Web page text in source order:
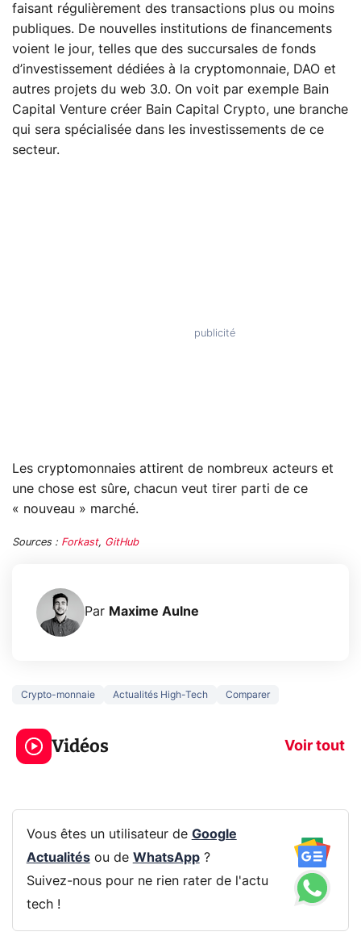
faisant régulièrement des transactions plus ou moins
publiques. De nouvelles institutions de financements
voient le jour, telles que des succursales de fonds
d’investissement dédiées à la cryptomonnaie, DAO et
autres projets du web 3.0. On voit par exemple Bain
Capital Venture créer Bain Capital Crypto, une branche
qui sera spécialisée dans les investissements de ce
secteur.
Les cryptomonnaies attirent de nombreux acteurs et
une chose est sûre, chacun veut tirer parti de ce
« nouveau » marché.
Sources : Forkast, GitHub
Par Maxime Aulne
Crypto-monnaie Actualités High-Tech Comparer
Vidéos Voir tout
5 générations de
jeux dans la
prochaine Xbox !
Ce que vous
navigation
Vous êtes un utilisateur de Google
Actualitésou de WhatsApp?
Suivez-nous pour ne rien rater de l'actu
tech !